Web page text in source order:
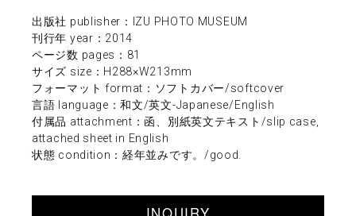
出版社 publisher：IZU PHOTO MUSEUM
刊行年 year：2014
ページ数 pages：81
サイズ size：H288×W213mm
フォーマット format：ソフトカバー/softcover
言語 language：和文/英文-Japanese/English
付属品 attachment：函、別紙英文テキスト/slip case,
attached sheet in English
状態 condition：経年並みです。/good.